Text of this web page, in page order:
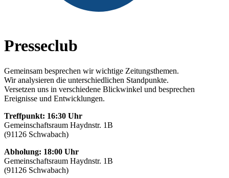
Presseclub
Gemeinsam besprechen wir wichtige Zeitungsthemen.
Wir analysieren die unterschiedlichen Standpunkte.
Versetzen uns in verschiedene Blickwinkel und besprechen
Ereignisse und Entwicklungen.
Treffpunkt: 16:30 Uhr
Gemeinschaftsraum Haydnstr. 1B
(91126 Schwabach)
Abholung: 18:00 Uhr
Gemeinschaftsraum Haydnstr. 1B
(91126 Schwabach)